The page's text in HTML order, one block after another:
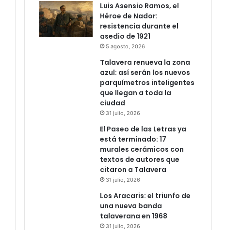
Luis Asensio Ramos, el
Héroe de Nador:
resistencia durante el
asedio de 1921
5 agosto, 2026
Talavera renueva la zona
azul: así serán los nuevos
parquímetros inteligentes
que llegan a toda la
ciudad
31 julio, 2026
El Paseo de las Letras ya
está terminado: 17
murales cerámicos con
textos de autores que
citaron a Talavera
31 julio, 2026
Los Aracaris: el triunfo de
una nueva banda
talaverana en 1968
31 julio, 2026